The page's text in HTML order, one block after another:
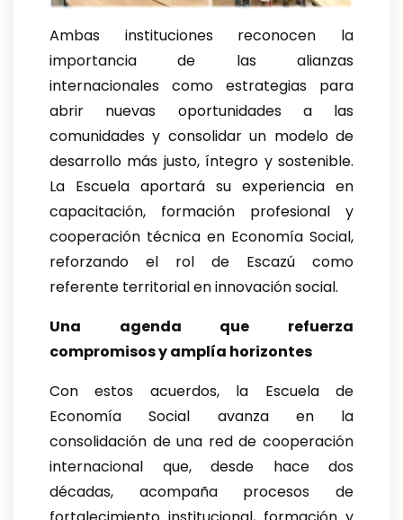
Ambas instituciones reconocen la
importancia de las alianzas
internacionales como estrategias para
abrir nuevas oportunidades a las
comunidades y consolidar un modelo de
desarrollo más justo, íntegro y sostenible.
La Escuela aportará su experiencia en
capacitación, formación profesional y
cooperación técnica en Economía Social,
reforzando el rol de Escazú como
referente territorial en innovación social.
Una agenda que refuerza
compromisos y amplía horizontes
Con estos acuerdos, la Escuela de
Economía Social avanza en la
consolidación de una red de cooperación
internacional que, desde hace dos
décadas, acompaña procesos de